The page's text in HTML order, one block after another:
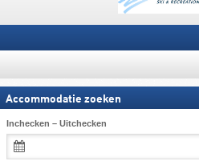
Accommodatie zoeken
Inchecken – Uitchecken